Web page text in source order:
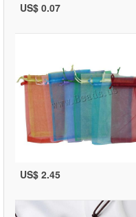
US$ 0.07
US$ 2.45